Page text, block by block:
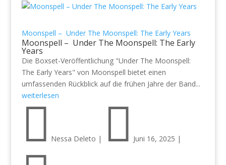
Moonspell – Under The Moonspell: The Early Years
Moonspell – Under The Moonspell: The Early
Years
Die Boxset-Veröffentlichung "Under The Moonspell:
The Early Years" von Moonspell bietet einen
umfassenden Rückblick auf die frühen Jahre der Band...
weiterlesen
 Nessa Deleto |  Juni 16, 2025 |